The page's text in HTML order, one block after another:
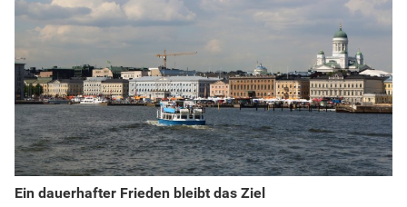
KUNSTSTOFF
DISKUSSIONSSTOFF
INTERNATIONAL
Ein dauerhafter Frieden bleibt das Ziel